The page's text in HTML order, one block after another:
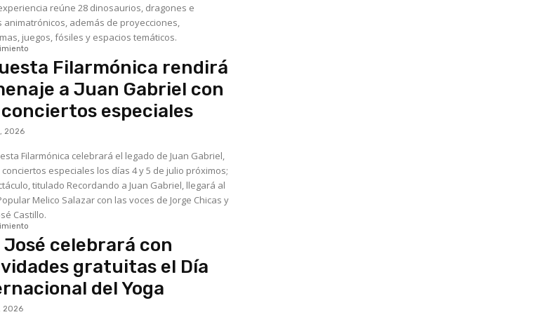
reúne 28 dinosaurios, dragones e
animatrónicos, además de proyecciones,
juegos, fósiles y espacios temáticos.
Filarmónica rendirá
a Juan Gabriel con
especiales
2026
Filarmónica celebrará el legado de Juan Gabriel,
conciertos especiales los días 4 y 5 de julio próximos;
titulado Recordando a Juan Gabriel, llegará al
Melico Salazar con las voces de Jorge Chicas y
Castillo.
José celebrará con
gratuitas el Día
del Yoga
2026